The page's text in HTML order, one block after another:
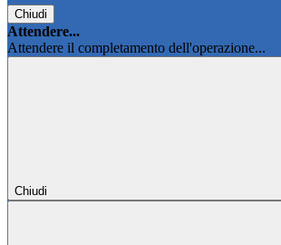
Chiudi
Attendere...
Attendere il completamento dell'operazione...
Chiudi